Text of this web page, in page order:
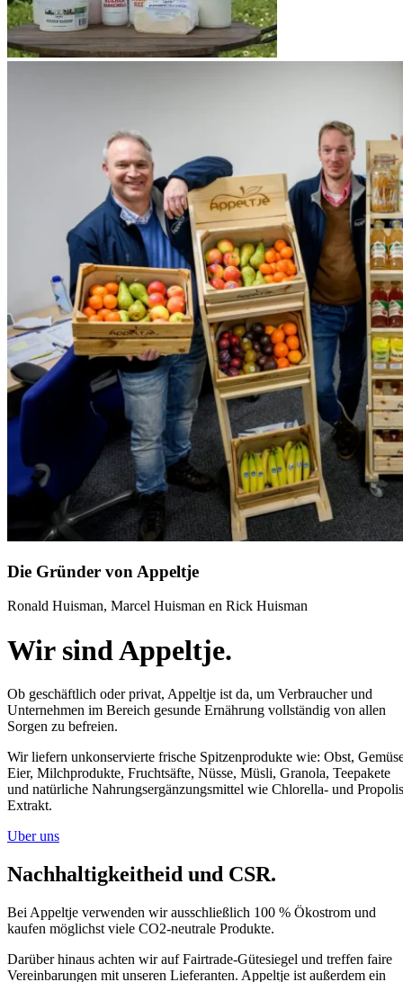
Die Gründer von Appeltje
Ronald Huisman, Marcel Huisman en Rick Huisman
Wir sindAppeltje.
Ob geschäftlich oder privat, Appeltje ist da, um Verbraucher und
Unternehmen im Bereich gesunde Ernährung vollständig von allen
Sorgen zu befreien.
Wir liefern unkonservierte frische Spitzenprodukte wie: Obst,
Eier, Milchprodukte, Fruchtsäfte, Nüsse, Müsli, Granola, Teepakete
und natürliche Nahrungsergänzungsmittel wie Chlorella- und
Extrakt.
Uber uns
Nachhaltigkeitheid und CSR.
Bei Appeltje verwenden wir ausschließlich 100 % Ökostrom und
kaufen möglichst viele CO2-neutrale Produkte.
Darüber hinaus achten wir auf Fairtrade-Gütesiegel und treffen faire
Vereinbarungen mit unseren Lieferanten. Appeltje ist außerdem ein